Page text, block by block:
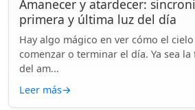
Amanecer y atardecer:
primera y última luz del día
Hay algo mágico en ver cómo el
comenzar o terminar el día. Ya sea
del am...
Leer más→